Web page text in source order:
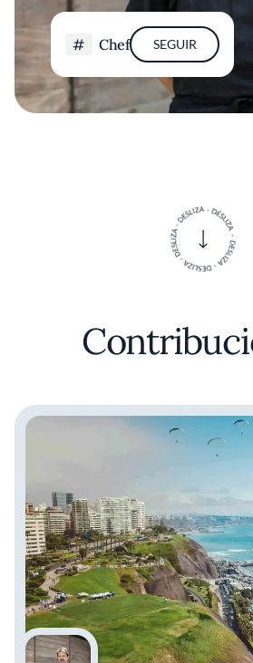
Chef SEGUIR